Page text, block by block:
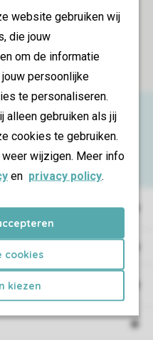
website gebruiken wij
die jouw
om de informatie
persoonlijke
te personaliseren.
alleen gebruiken als jij
cookies te gebruiken.
wijzigen. Meer info
en privacy policy.
cookies
kiezen